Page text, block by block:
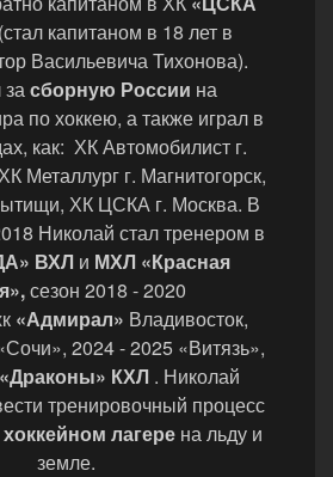
(стал капитаном в 18 лет в
Васильевича Тихонова).
сборную России на
по хоккею, а также играл в
как: ХК Автомобилист г.
Металлург г. Магнитогорск,
ХК ЦСКА г. Москва. В
Николай стал тренером в
ВХЛ и МХЛ «Красная
сезон 2018 - 2020
«Адмирал» Владивосток,
2024 - 2025 «Витязь»,
«Драконы» КХЛ . Николай
тренировочный процесс
хоккейном лагере на льду и
земле.